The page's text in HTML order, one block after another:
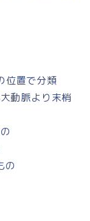
位置で分類
動脈より末梢
の